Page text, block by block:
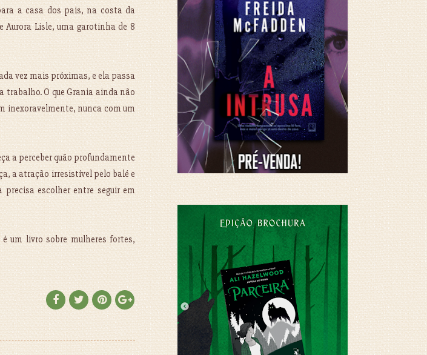
a casa dos pais, na costa da
Aurora Lisle, uma garotinha de 8
vez mais próximas, e ela passa
trabalho. O que Grania ainda não
inexoravelmente, nunca com um
a perceber quão profundamente
a atração irresistível pelo balé e
precisa escolher entre seguir em
um livro sobre mulheres fortes,